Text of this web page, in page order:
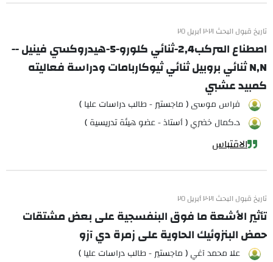
تاريخ قبول البحث ٢٠٢١ أبريل ٢٥
اصطناع المركب2,4-ثنائي كلورو-5-هيدروكسي فينيل --
N,N ثنائي بروبيل ثنائي ثيوكاربامات ودراسة فعاليته
كمبيد عشبي
فراس موسى ( ماجستير - طالب دراسات عليا )
د.كمال خضري ( أستاذ - عضو هيئة تدريسية )
الاقتباس
تاريخ قبول البحث ٢٠٢١ أبريل ٢٥
تأثير الأشعة ما فوق البنفسجية على بعض مشتقات
حمض البنزوئيك الحاوية على زمرة دي آزو
علا محمد آغي ( ماجستير - طالب دراسات عليا )